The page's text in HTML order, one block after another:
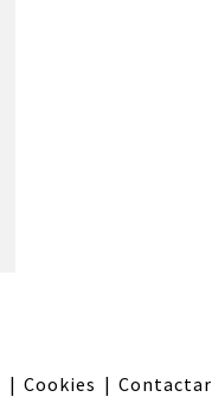
| Cookies | Contactar